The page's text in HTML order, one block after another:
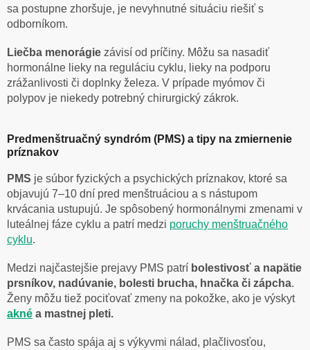
sa postupne zhoršuje, je nevyhnutné situáciu riešiť s
odborníkom.
Liečba menorágie závisí od príčiny. Môžu sa nasadiť
hormonálne lieky na reguláciu cyklu, lieky na podporu
zrážanlivosti či doplnky železa. V prípade myómov či
polypov je niekedy potrebný chirurgický zákrok.
Predmenštruačný syndróm (PMS) a tipy na zmiernenie
príznakov
PMS je súbor fyzických a psychických príznakov, ktoré sa
objavujú 7–10 dní pred menštruáciou a s nástupom
krvácania ustupujú. Je spôsobený hormonálnymi zmenami v
luteálnej fáze cyklu a patrí medzi poruchy menštruačného
cyklu.
Medzi najčastejšie prejavy PMS patrí bolestivosť a napätie
prsníkov, nadúvanie, bolesti brucha, hnačka či zápcha.
Ženy môžu tiež pociťovať zmeny na pokožke, ako je výskyt
akné a mastnej pleti.
PMS sa často spája aj s výkyvmi nálad, plačlivosťou,